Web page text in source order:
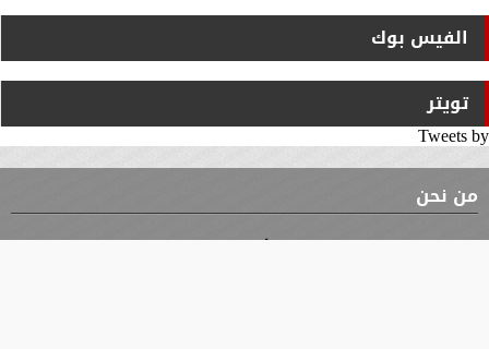
الفيس بوك
تويتر
Tweets by
من نحن